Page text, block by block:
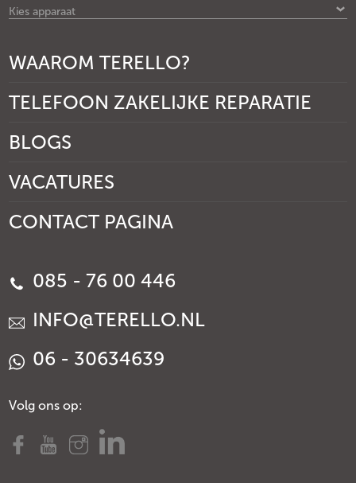
Kies apparaat
WAAROM TERELLO?
TELEFOON ZAKELIJKE REPARATIE
BLOGS
VACATURES
CONTACT PAGINA
085 - 76 00 446
INFO@TERELLO.NL
06 - 30634639
Volg ons op: